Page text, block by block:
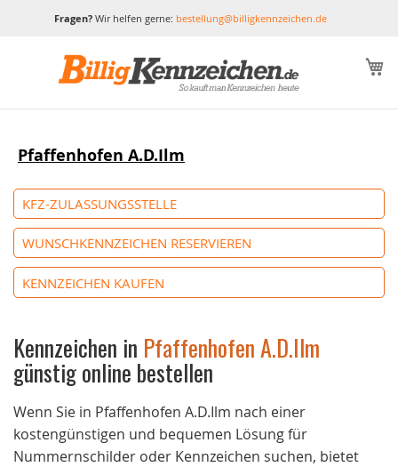
Fragen?Wir helfen gerne: bestellung@billigkennzeichen.de
Pfaffenhofen A.D.Ilm
KFZ-ZULASSUNGSSTELLE
WUNSCHKENNZEICHEN RESERVIEREN
KENNZEICHEN KAUFEN
Kennzeichen in Pfaffenhofen A.D.Ilm
günstig online bestellen
Wenn Sie in Pfaffenhofen A.D.Ilm nach einer
kostengünstigen und bequemen Lösung für
Nummernschilder oder Kennzeichen suchen, bietet